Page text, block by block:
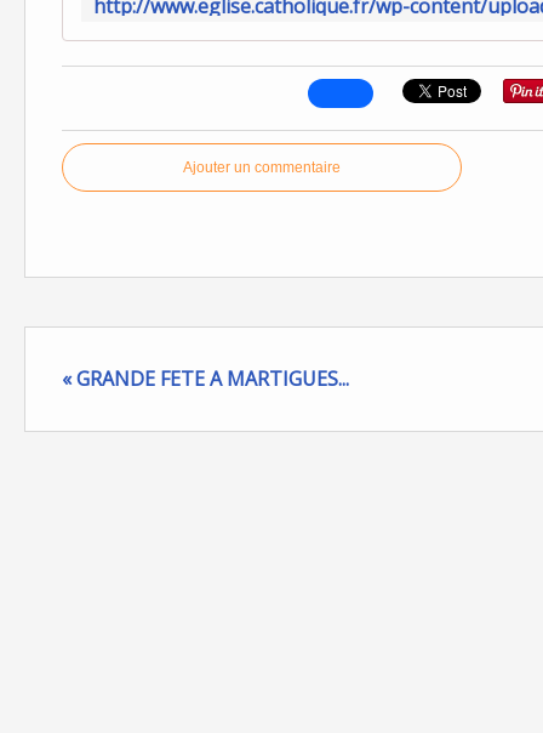
Ajouter un commentaire
« GRANDE FETE A MARTIGUES...